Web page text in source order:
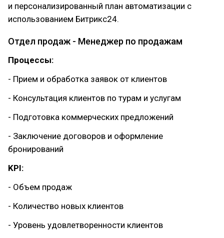
и персонализированный план автоматизации с
использованием Битрикс24.
Отдел продаж - Менеджер по продажам
Процессы:
- Прием и обработка заявок от клиентов
- Консультация клиентов по турам и услугам
- Подготовка коммерческих предложений
- Заключение договоров и оформление
бронирований
KPI:
- Объем продаж
- Количество новых клиентов
- Уровень удовлетворенности клиентов